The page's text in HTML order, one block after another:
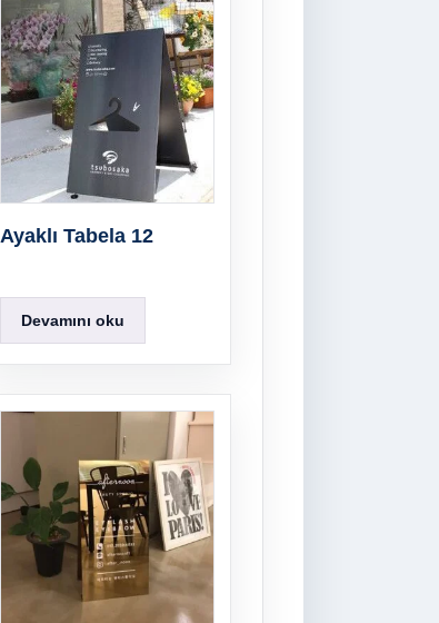
Ayaklı Tabela 12
Devamını oku